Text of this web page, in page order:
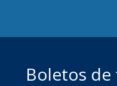
Boletos